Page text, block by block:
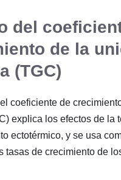
del
de la
(TGC)
coeficiente de
explica los efectos de la
ectotérmico, y se usa
tasas de crecimiento de